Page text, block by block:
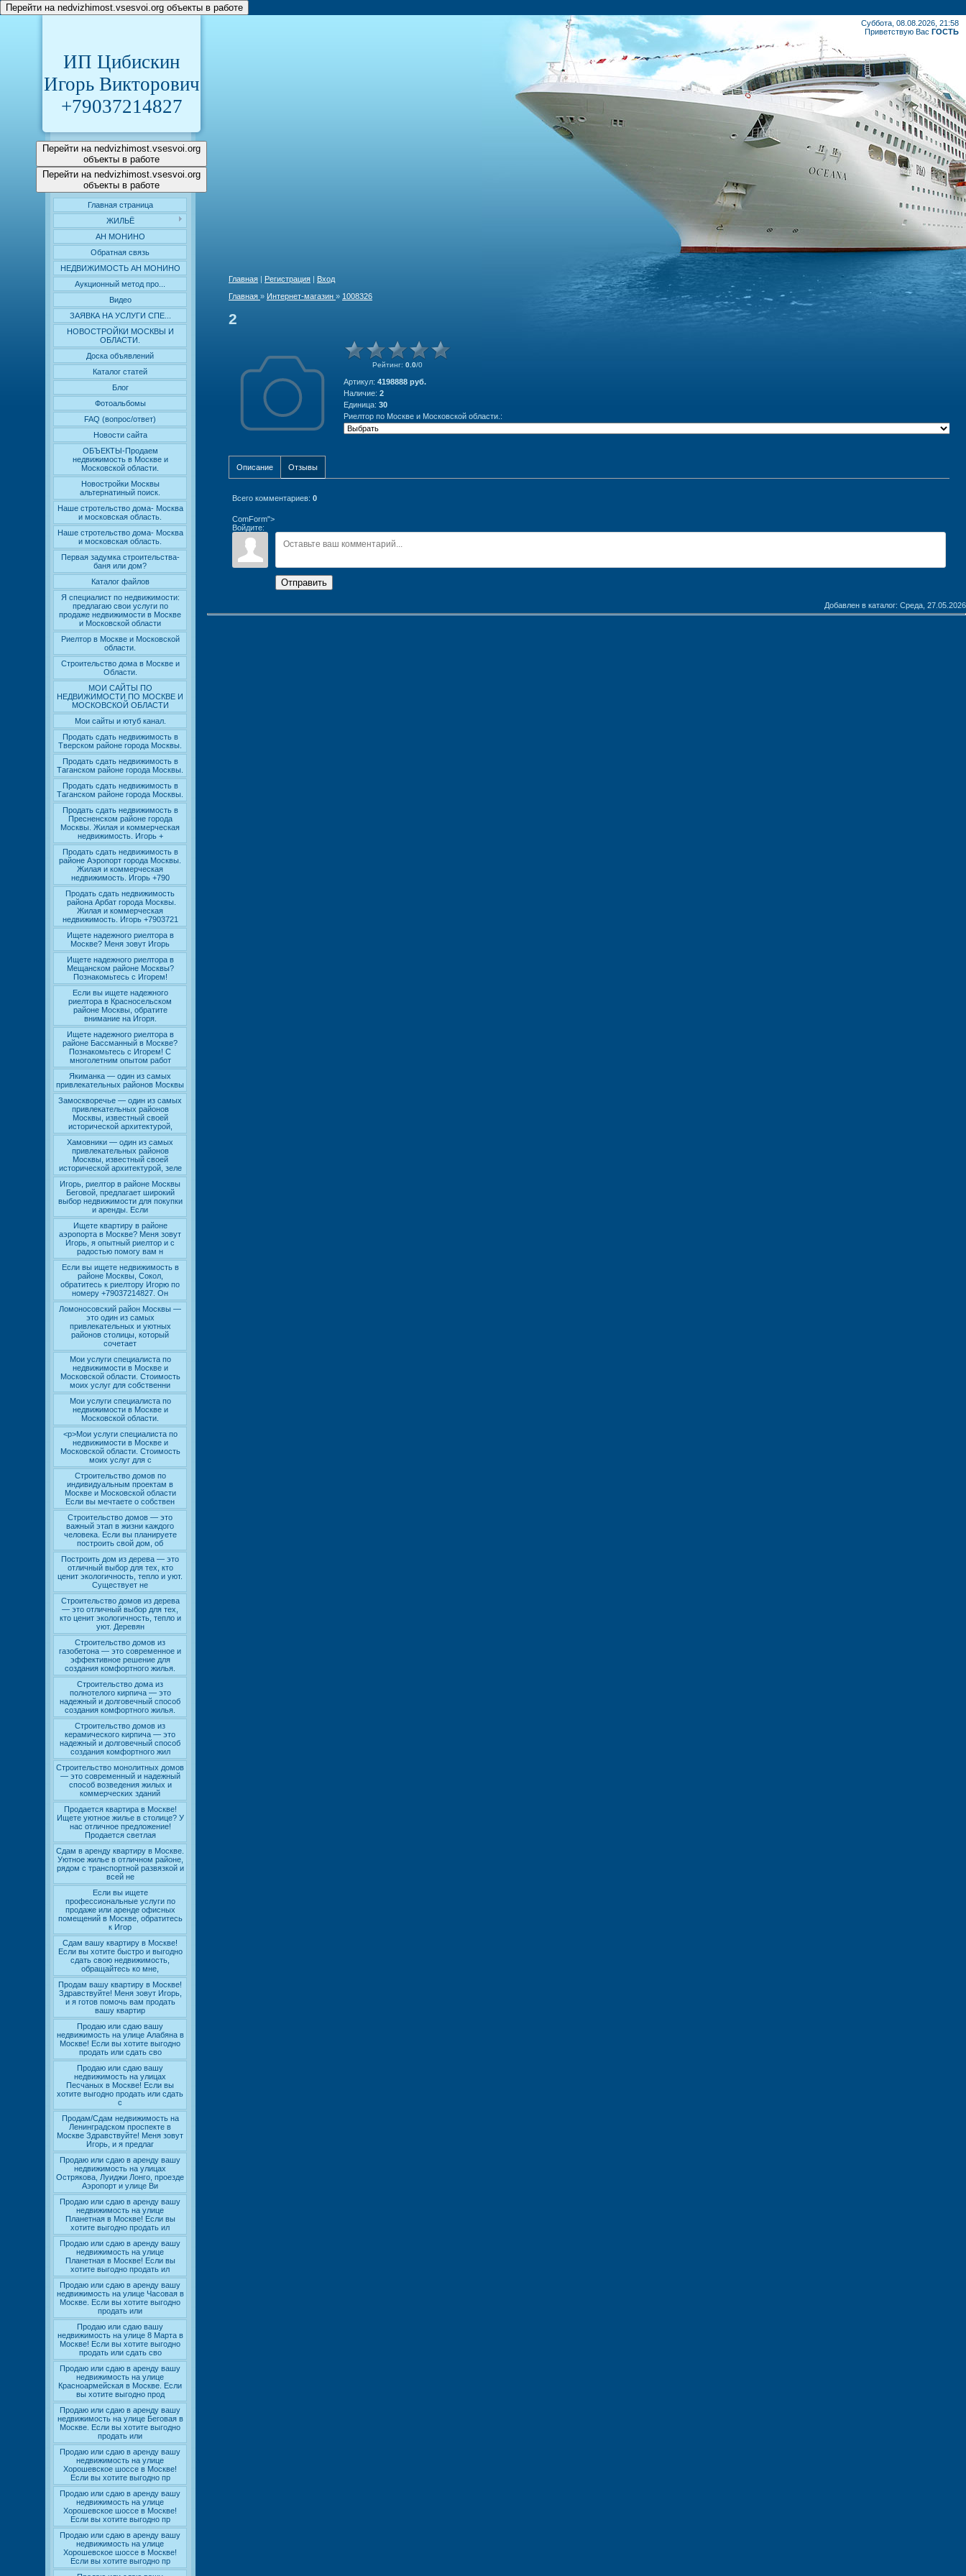
Перейти на nedvizhimost.vsesvoi.org объекты в работе
ИП Цибискин
Игорь Викторович
+79037214827
Перейти на nedvizhimost.vsesvoi.org
объекты в работе
Перейти на nedvizhimost.vsesvoi.org
объекты в работе
Главная страница
ЖИЛЬЁ
АН МОНИНО
Обратная связь
НЕДВИЖИМОСТЬ АН МОНИНО
Аукционный метод про...
Видео
ЗАЯВКА НА УСЛУГИ СПЕ...
НОВОСТРОЙКИ МОСКВЫ И
ОБЛАСТИ.
Доска объявлений
Каталог статей
Блог
Фотоальбомы
FAQ (вопрос/ответ)
Новости сайта
ОБЪЕКТЫ-Продаем
недвижимость в Москве и
Московской области.
Новостройки Москвы
альтернатиный поиск.
Наше стротельство дома- Москва
и московская область.
Наше стротельство дома- Москва
и московская область.
Первая задумка строительства-
баня или дом?
Каталог файлов
Я специалист по недвижимости:
предлагаю свои услуги по
продаже недвижимости в Москве
и Московской области
Риелтор в Москве и Московской
области.
Строительство дома в Москве и
Области.
МОИ САЙТЫ ПО
НЕДВИЖИМОСТИ ПО МОСКВЕ И
МОСКОВСКОЙ ОБЛАСТИ
Мои сайты и ютуб канал.
Продать сдать недвижимость в
Тверском районе города Москвы.
Продать сдать недвижимость в
Таганском районе города Москвы.
Продать сдать недвижимость в
Таганском районе города Москвы.
Продать сдать недвижимость в
Пресненском районе города
Москвы. Жилая и коммерческая
недвижимость. Игорь +
Продать сдать недвижимость в
районе Аэропорт города Москвы.
Жилая и коммерческая
недвижимость. Игорь +790
Продать сдать недвижимость
района Арбат города Москвы.
Жилая и коммерческая
недвижимость. Игорь +7903721
Ищете надежного риелтора в
Москве? Меня зовут Игорь
Ищете надежного риелтора в
Мещанском районе Москвы?
Познакомьтесь с Игорем!
Если вы ищете надежного
риелтора в Красносельском
районе Москвы, обратите
внимание на Игоря.
Ищете надежного риелтора в
районе Бассманный в Москве?
Познакомьтесь с Игорем! С
многолетним опытом работ
Якиманка — один из самых
привлекательных районов Москвы
Замоскворечье — один из самых
привлекательных районов
Москвы, известный своей
исторической архитектурой,
Хамовники — один из самых
привлекательных районов
Москвы, известный своей
исторической архитектурой, зеле
Игорь, риелтор в районе Москвы
Беговой, предлагает широкий
выбор недвижимости для покупки
и аренды. Если
Ищете квартиру в районе
аэропорта в Москве? Меня зовут
Игорь, я опытный риелтор и с
радостью помогу вам н
Если вы ищете недвижимость в
районе Москвы, Сокол,
обратитесь к риелтору Игорю по
номеру +79037214827. Он
Ломоносовский район Москвы —
это один из самых
привлекательных и уютных
районов столицы, который
сочетает
Мои услуги специалиста по
недвижимости в Москве и
Московской области. Стоимость
моих услуг для собственни
Мои услуги специалиста по
недвижимости в Москве и
Московской области.
<p>Мои услуги специалиста по
недвижимости в Москве и
Московской области. Стоимость
моих услуг для с
Строительство домов по
индивидуальным проектам в
Москве и Московской области
Если вы мечтаете о собствен
Строительство домов — это
важный этап в жизни каждого
человека. Если вы планируете
построить свой дом, об
Построить дом из дерева — это
отличный выбор для тех, кто
ценит экологичность, тепло и уют.
Существует не
Строительство домов из дерева
— это отличный выбор для тех,
кто ценит экологичность, тепло и
уют. Деревян
Строительство домов из
газобетона — это современное и
эффективное решение для
создания комфортного жилья.
Строительство дома из
полнотелого кирпича — это
надежный и долговечный способ
создания комфортного жилья.
Строительство домов из
керамического кирпича — это
надежный и долговечный способ
создания комфортного жил
Строительство монолитных домов
— это современный и надежный
способ возведения жилых и
коммерческих зданий
Продается квартира в Москве!
Ищете уютное жилье в столице? У
нас отличное предложение!
Продается светлая
Сдам в аренду квартиру в Москве.
Уютное жилье в отличном районе,
рядом с транспортной развязкой и
всей не
Если вы ищете
профессиональные услуги по
продаже или аренде офисных
помещений в Москве, обратитесь
к Игор
Сдам вашу квартиру в Москве!
Если вы хотите быстро и выгодно
сдать свою недвижимость,
обращайтесь ко мне,
Продам вашу квартиру в Москве!
Здравствуйте! Меня зовут Игорь,
и я готов помочь вам продать
вашу квартир
Продаю или сдаю вашу
недвижимость на улице Алабяна в
Москве! Если вы хотите выгодно
продать или сдать сво
Продаю или сдаю вашу
недвижимость на улицах
Песчаных в Москве! Если вы
хотите выгодно продать или сдать
с
Продам/Сдам недвижимость на
Ленинградском проспекте в
Москве Здравствуйте! Меня зовут
Игорь, и я предлаг
Продаю или сдаю в аренду вашу
недвижимость на улицах
Острякова, Луиджи Лонго, проезде
Аэропорт и улице Ви
Продаю или сдаю в аренду вашу
недвижимость на улице
Планетная в Москве! Если вы
хотите выгодно продать ил
Продаю или сдаю в аренду вашу
недвижимость на улице
Планетная в Москве! Если вы
хотите выгодно продать ил
Продаю или сдаю в аренду вашу
недвижимость на улице Часовая в
Москве. Если вы хотите выгодно
продать или
Продаю или сдаю вашу
недвижимость на улице 8 Марта в
Москве! Если вы хотите выгодно
продать или сдать сво
Продаю или сдаю в аренду вашу
недвижимость на улице
Красноармейская в Москве. Если
вы хотите выгодно прод
Продаю или сдаю в аренду вашу
недвижимость на улице Беговая в
Москве. Если вы хотите выгодно
продать или
Продаю или сдаю в аренду вашу
недвижимость на улице
Хорошевское шоссе в Москве!
Если вы хотите выгодно пр
Продаю или сдаю в аренду вашу
недвижимость на улице
Хорошевское шоссе в Москве!
Если вы хотите выгодно пр
Продаю или сдаю в аренду вашу
недвижимость на улице
Хорошевское шоссе в Москве!
Если вы хотите выгодно пр
Суббота, 08.08.2026, 21:58
Приветствую Вас ГОСТЬ
Главная | Регистрация | Вход
Главная » Интернет-магазин » 1008326
2
Рейтинг: 0.0/0
Артикул: 4198888 руб.
Наличие: 2
Единица: 30
Риелтор по Москве и Московской области.:
Описание Отзывы
Всего комментариев: 0
ComForm">
Войдите:
Отправить
Добавлен в каталог: Среда, 27.05.2026